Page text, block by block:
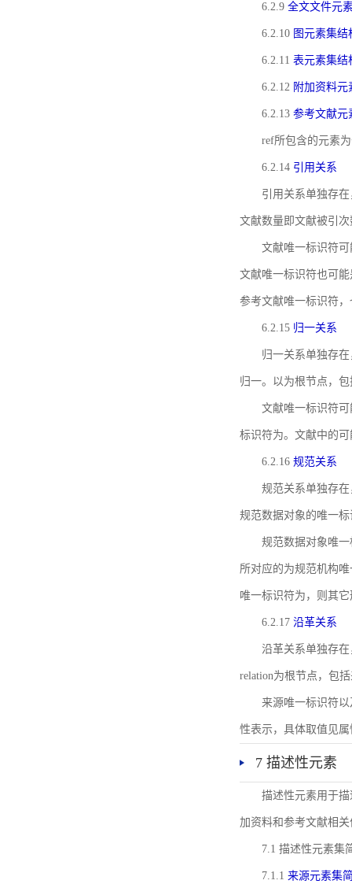
6.2.9 全文文件元
6.2.10 图元素集结
6.2.11 表元素集结
6.2.12 附加资料元
6.2.13 参考文献元
ref所包含的元素
6.2.14 引用关系
引用关系单独存
文献数量即文献被引
文献唯一标识符
文献唯一标识符也可
参考文献唯一标识符
6.2.15 归一关系
归一关系单独存
归一。以为根节点，
文献唯一标识符
标识符为。文献中的
6.2.16 规范关系
规范关系单独存
规范数据对象的唯一
规范数据对象唯一
所对应的为规范机构
唯一标识符为，则其
6.2.17 沿革关系
沿革关系单独存
relation为根节点，包
来源唯一标识符以
性表示，具体取值见属
7 描述性元素
描述性元素用于
加资料和参考文献相
7.1 描述性元素集
7.1.1 来源元素集